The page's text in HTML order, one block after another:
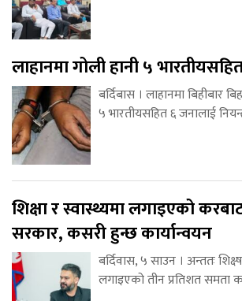
लाहानमा गोली हानी ५
बर्दिबास । लाहानमा बिहीबार
५ भारतीयसहित ६ जनालाई
शिक्षा र स्वास्थ्यमा लगाइएको
सरकार, कसरी हुन्छ कार्यान्वयन
बर्दिवास, ५ साउन । अन्ततः
लगाइएको तीन प्रतिशत समता